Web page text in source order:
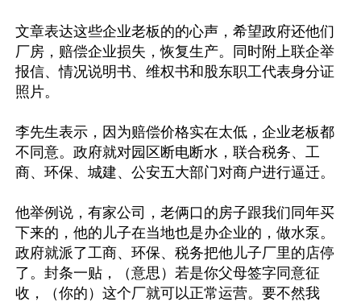
文章表达这些企业老板的的心声，希望政府还他们
厂房，赔偿企业损失，恢复生产。同时附上联企举
报信、情况说明书、维权书和股东职工代表身分证
照片。
李先生表示，因为赔偿价格实在太低，企业老板都
不同意。政府就对园区断电断水，联合税务、工
商、环保、城建、公安五大部门对商户进行逼迁。
他举例说，有家公司，老俩口的房子跟我们同年买
下来的，他的儿子在当地也是办企业的，做水泵。
政府就派了工商、环保、税务把他儿子厂里的店停
了。封条一贴，（意思）若是你父母签字同意征
收，（你的）这个厂就可以正常运营。要不然我